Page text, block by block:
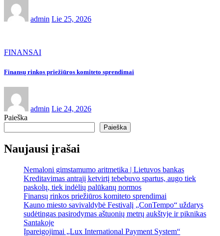
admin Lie 25, 2026
FINANSAI
Finansų rinkos priežiūros komiteto sprendimai
admin Lie 24, 2026
Paieška
Paieška
Naujausi įrašai
Nemaloni gimstamumo aritmetika | Lietuvos bankas
Kreditavimas antrąjį ketvirtį tebebuvo spartus, augo tiek
paskolų, tiek indėlių palūkanų normos
Finansų rinkos priežiūros komiteto sprendimai
Kauno miesto savivaldybė Festivalį „ConTempo“ uždarys
sudėtingas pasirodymas aštuonių metrų aukštyje ir piknikas
Santakoje
Įpareigojimai „Lux International Payment System“